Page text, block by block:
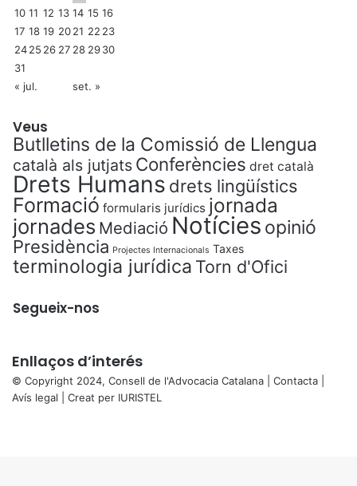
10 11 12 13 14 15 16
17 18 19 2021 22 23
2425 26 27 28 2930
31
« jul.
set. »
Veus
Butlletins de la Comissió de Llengua
català als jutjats Conferències dret català
Drets Humans drets lingüístics
Formació formularis jurídics jornada
jornades Mediació Notícies opinió
Presidència Projectes Internacionals Taxes
terminologia jurídica Torn d'Ofici
Segueix-nos
Enllaços d’interés
© Copyright 2024, Consell de l'Advocacia Catalana | Contacta
Avís legal | Creat per IURISTEL